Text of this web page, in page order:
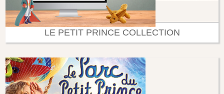
LE PETIT PRINCE COLLECTION